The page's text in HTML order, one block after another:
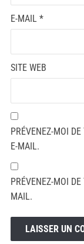
E-MAIL *
SITE WEB
PRÉVENEZ-MOI
E-MAIL.
PRÉVENEZ-MOI
MAIL.